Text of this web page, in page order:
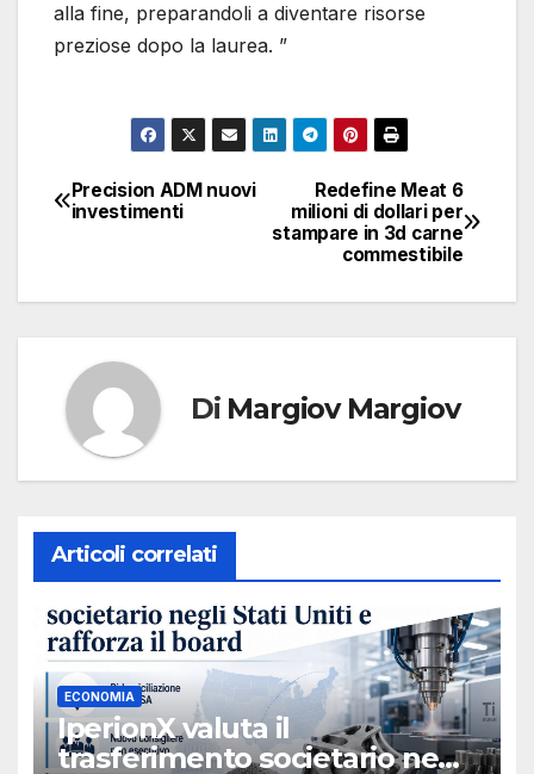
alla fine, preparandoli a diventare risorse
preziose dopo la laurea. ”
Navigazione
Redefine Meat 6
milioni di dollari per
stampare in 3d carne
commestibile
Precision ADM nuovi
investimenti
Di Margiov Margiov
Articoli correlati
ECONOMIA
IperionX valuta il
trasferimento societario negli